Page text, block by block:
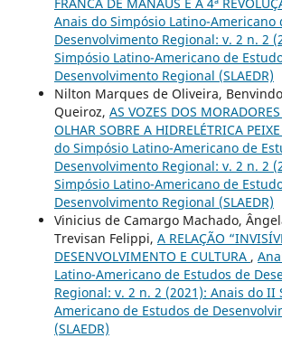
Anais do Simpósio Latino-Americano
Desenvolvimento Regional: v. 2 n. 2
Simpósio Latino-Americano de
Desenvolvimento Regional (SLAEDR)
Nilton Marques de Oliveira,
Queiroz, AS VOZES DOS
OLHAR SOBRE A HIDRELÉTRICA
do Simpósio Latino-Americano de
Desenvolvimento Regional: v. 2 n. 2
Simpósio Latino-Americano de
Desenvolvimento Regional (SLAEDR)
Vinicius de Camargo Machado,
Trevisan Felippi, A RELAÇÃO
DESENVOLVIMENTO E CULTURA ,
Latino-Americano de Estudos de
Regional: v. 2 n. 2 (2021): Anais do II
Americano de Estudos de
(SLAEDR)